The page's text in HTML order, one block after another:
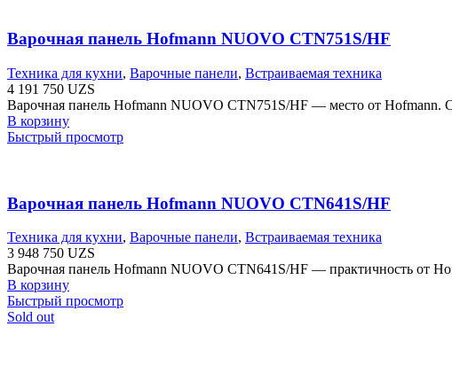
Варочная панель Hofmann NUOVO CTN751S/HF
Техника для кухни, Варочные панели, Встраиваемая техника
4 191 750 UZS
Варочная панель Hofmann NUOVO CTN751S/HF — место от Hofmann.
В корзину
Быстрый просмотр
Варочная панель Hofmann NUOVO CTN641S/HF
Техника для кухни, Варочные панели, Встраиваемая техника
3 948 750 UZS
Варочная панель Hofmann NUOVO CTN641S/HF — практичность от
В корзину
Быстрый просмотр
Sold out